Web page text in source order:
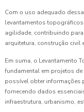
Com o uso adequado
levantamentos
agilidade, contribuindo
arquitetura, construção civil
Em suma, o Levantamento
fundamental em projetos de
possível obter informações
fornecendo dados
infraestrutura, urbanismo,